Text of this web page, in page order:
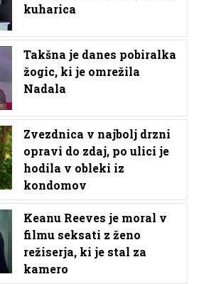
kuharica
Takšna je danes pobiralka
žogic, ki je omrežila
Nadala
Zvezdnica v najbolj drzni
opravi do zdaj, po ulici je
hodila v obleki iz
kondomov
Keanu Reeves je moral v
filmu seksati z ženo
režiserja, ki je stal za
kamero